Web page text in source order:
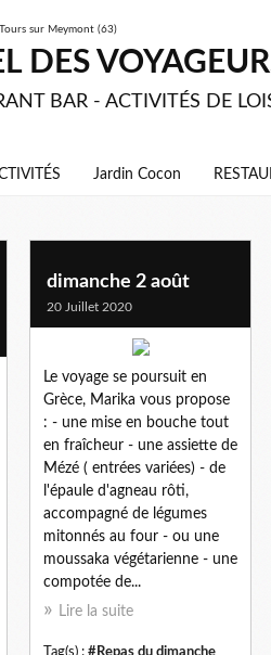
DES
BAR - ACTIVITÉS DE
Jardin Cocon
dimanche 2 août
20 Juillet 2020
Le voyage se poursuit en
Grèce, Marika vous propose
: - une mise en bouche tout
en fraîcheur - une assiette de
Mézé ( entrées variées) - de
l'épaule d'agneau rôti,
accompagné de légumes
mitonnés au four - ou une
moussaka végétarienne - une
compotée de...
Lire la suite
Tag(s) : #Repas du dimanche